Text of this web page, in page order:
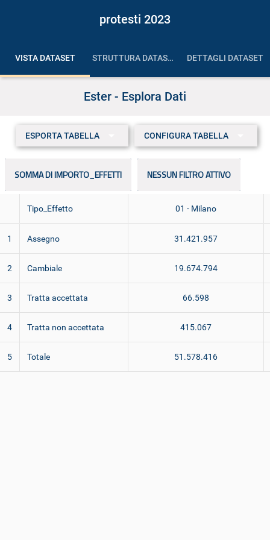
protesti 2023
VISTA DATASET STRUTTURA DATASET DETTAGLI DATASET
Ester - Esplora Dati
ESPORTA TABELLA CONFIGURA TABELLA
SOMMA DI IMPORTO_EFFETTI NESSUN FILTRO ATTIVO
Tipo_Effetto 01 - Milano
1 Assegno 31.421.957
2 Cambiale 19.674.794
3 Tratta accettata 66.598
4 Tratta non accettata 415.067
5 Totale 51.578.416